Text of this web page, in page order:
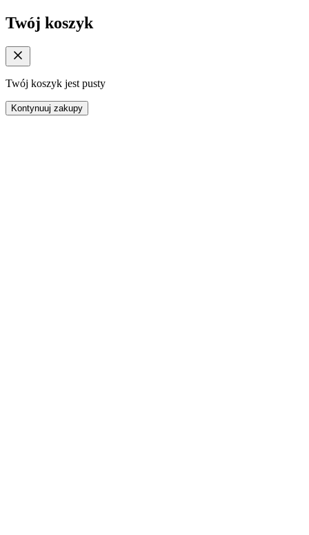
Twój koszyk
Twój koszyk jest pusty
Kontynuuj zakupy